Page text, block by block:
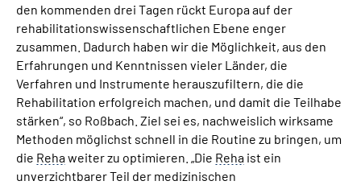
den kommenden drei Tagen rückt Europa auf der
rehabilitationswissenschaftlichen Ebene enger
zusammen. Dadurch haben wir die Möglichkeit, aus den
Erfahrungen und Kenntnissen vieler Länder, die
Verfahren und Instrumente herauszufiltern, die die
Rehabilitation erfolgreich machen, und damit die Teilhabe
stärken“, so Roßbach. Ziel sei es, nachweislich wirksame
Methoden möglichst schnell in die Routine zu bringen, um
die Rehaweiter zu optimieren. „Die Reha ist ein
unverzichtbarer Teil der medizinischen